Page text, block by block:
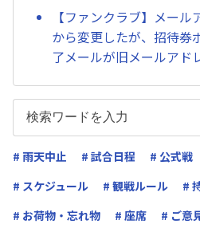
【ファンクラブ】メー
から変更したが、招待券
了メールが旧メールアド
# 雨天中止 # 試合日程 # 公式戦
# スケジュール
# 観戦ルール
#
# お荷物・忘れ物
# 座席 # ご意